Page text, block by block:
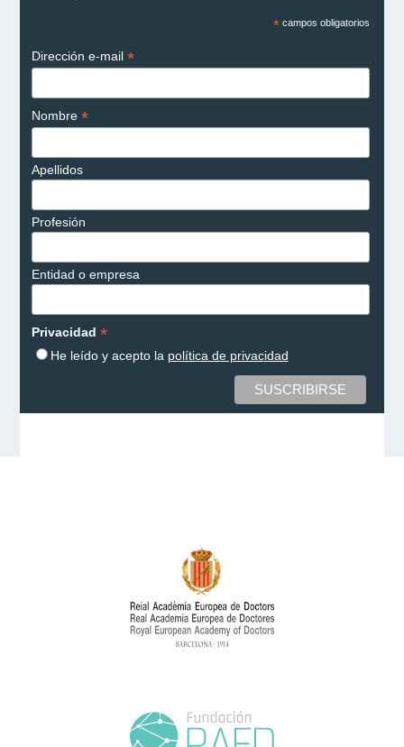
*campos obligatorios
Dirección e-mail *
Nombre *
Apellidos
Profesión
Entidad o empresa
Privacidad *
He leído y acepto la política de privacidad